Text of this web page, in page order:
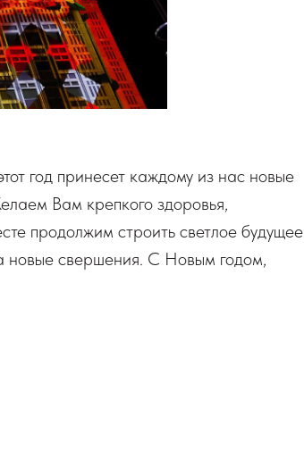
год принесет каждому из нас новые
Вам крепкого здоровья,
продолжим строить светлое будущее
новые свершения. С Новым годом,